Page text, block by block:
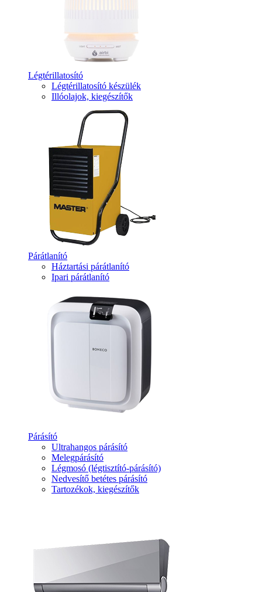
Légtérillatosító
Légtérillatosító készülék
Illóolajok, kiegészítők
Párátlanító
Háztartási párátlanító
Ipari párátlanító
Párásító
Ultrahangos párásító
Melegpárásító
Légmosó (légtisztító-párásító)
Nedvesítő betétes párásító
Tartozékok, kiegészítők